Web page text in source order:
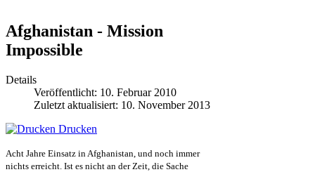
Afghanistan - Mission
Impossible
Details
Veröffentlicht: 10. Februar 2010
Zuletzt aktualisiert: 10. November 2013
Drucken
Acht Jahre Einsatz in Afghanistan, und noch immer
nichts erreicht. Ist es nicht an der Zeit, die Sache